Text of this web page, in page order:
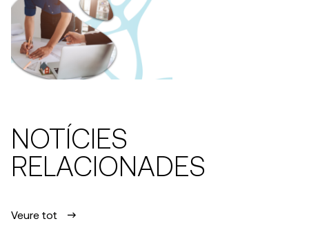
NOTÍCIES
RELACIONADES
Veure tot